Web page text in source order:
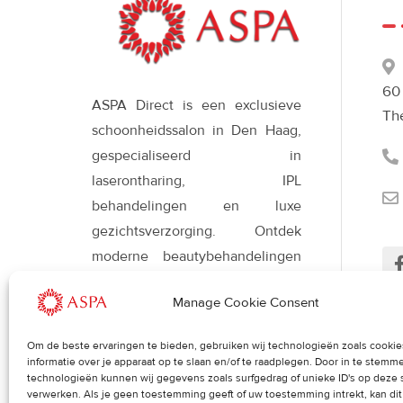
Manage Cookie Consent
Om de beste ervaringen te bieden, gebruiken wij technologieën zoals
informatie over je apparaat op te slaan en/of te raadplegen. Door in te
technologieën kunnen wij gegevens zoals surfgedrag of unieke ID's op deze
verwerken. Als je geen toestemming geeft of uw toestemming intrekt, kan
ASPA Direct is een exclusieve
schoonheidssalon in Den Haag,
gespecialiseerd in
laserontharing, IPL
behandelingen en luxe
gezichtsverzorging. Ontdek
moderne beautybehandelingen
een stralende, gezonde huid en